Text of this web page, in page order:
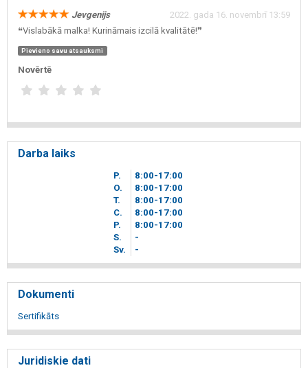
Jevgenijs
2022. gada 16. novembrī 13:59
❝Vislabākā malka! Kurināmais izcilā kvalitātē!❞
Pievieno savu atsauksmi
Novērtē
Darba laiks
P. 8 00-17 00
O.
8 00-17 00
T.
8 00-17 00
C.
8 00-17 00
P.
8 00-17 00
S.
-
Sv.
-
Dokumenti
Sertifikāts
Juridiskie dati